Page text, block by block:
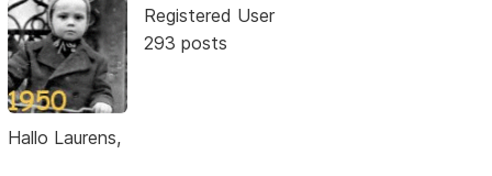
Registered User
293 posts
Hallo Laurens,